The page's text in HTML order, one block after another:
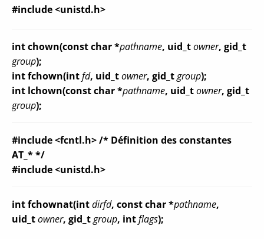
#include <unistd.h>
int chown(const char *pathname, uid_towner, gid_t
group);
int fchown(intfd, uid_towner, gid_tgroup);
int lchown(const char *pathname, uid_towner, gid_t
group);
#include <fcntl.h> /* Définition des constantes
AT_* */
#include <unistd.h>
int fchownat(intdirfd, const char *pathname,
uid_towner, gid_tgroup, intflags);